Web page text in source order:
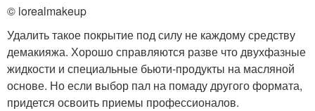
© lorealmakeup
Удалить такое покрытие под силу не каждому средству
демакияжа. Хорошо справляются разве что двухфазные
жидкости и специальные бьюти-продукты на масляной
основе. Но если выбор пал на помаду другого формата,
придется освоить приемы профессионалов.